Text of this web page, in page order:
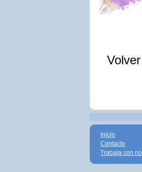
Inicio
Contacto
Trabaja con